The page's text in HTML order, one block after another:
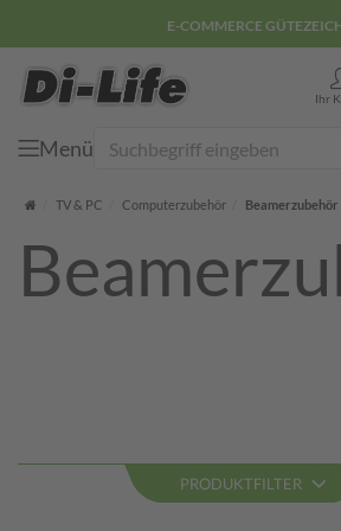
E-COMMERCE
Ihr
Menü
Startseite
TV & PC Computerzubehör Beamerzubehör
PRODUKTFILTER